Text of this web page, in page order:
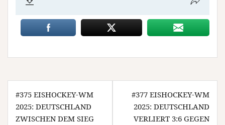
Beitragsnavigation
#375 EISHOCKEY-WM
2025: DEUTSCHLAND
ZWISCHEN DEM SIEG
#377 EISHOCKEY-WM
2025: DEUTSCHLAND
VERLIERT 3:6 GEGEN